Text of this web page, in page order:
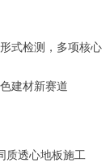
式检测，多项核心
建材新赛道
质透心地板施工